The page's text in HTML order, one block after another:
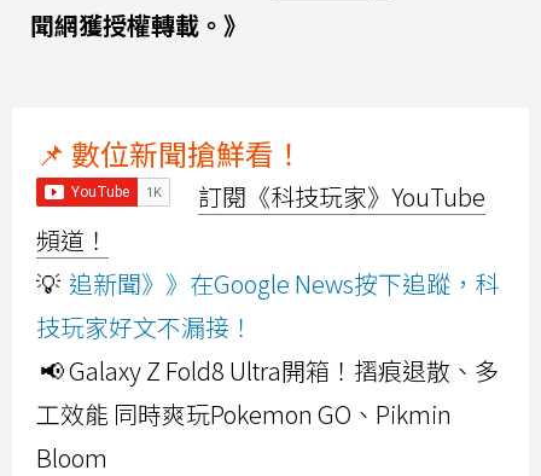
聞網獲授權轉載。》
📌 數位新聞搶鮮看！
訂閱《科技玩家》YouTube
頻道！
💡 追新聞》》在Google News按下追蹤，科
技玩家好文不漏接！
📢 Galaxy Z Fold8 Ultra開箱！摺痕退散、多
工效能 同時爽玩Pokemon GO、Pikmin
Bloom